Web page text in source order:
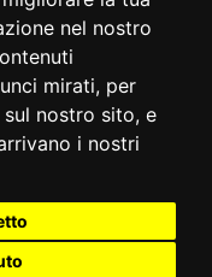
nel nostro
mirati, per
nostro sito, e
i nostri
anche parziali. Prezzi e